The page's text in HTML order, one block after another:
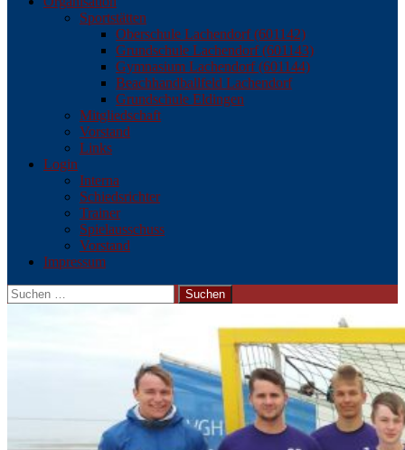
Sportstätten
Oberschule Lachendorf (601142)
Grundschule Lachendorf (601143)
Gymnasium Lachendorf (601144)
Beachhandballfeld Lachendorf
Grundschule Eldingen
Mitgliedschaft
Vorstand
Links
Login
Interna
Schiedsrichter
Trainer
Spielausschuss
Vorstand
Impressum
Suchen
nach: